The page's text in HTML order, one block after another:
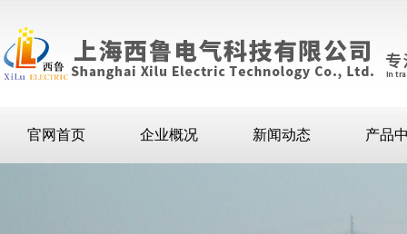
官网首页 企业概况 新闻动态 产品